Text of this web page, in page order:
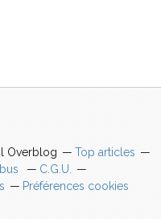
Overblog
Top articles
C.G.U.
Préférences cookies